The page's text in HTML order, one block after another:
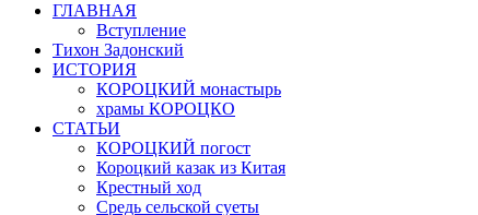
ГЛАВНАЯ
Вступление
Тихон Задонский
ИСТОРИЯ
КОРОЦКИЙ монастырь
храмы КОРОЦКО
СТАТЬИ
КОРОЦКИЙ погост
Короцкий казак из Китая
Крестный ход
Средь сельской суеты